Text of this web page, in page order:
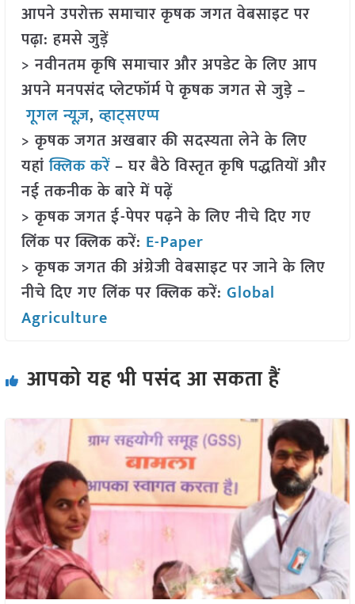
आपने उपरोक्त समाचार कृषक जगत वेबसाइट पर
पढ़ा: हमसे जुड़ें
> नवीनतम कृषि समाचार और अपडेट के लिए आप
अपने मनपसंद प्लेटफॉर्म पे कृषक जगत से जुड़े –
गूगल न्यूज़,व्हाट्सएप्प
> कृषक जगत अखबार की सदस्यता लेने के लिए
यहांक्लिक करें– घर बैठे विस्तृत कृषि पद्धतियों और
नई तकनीक के बारे में पढ़ें
> कृषक जगत ई-पेपर पढ़ने के लिए नीचे दिए गए
लिंक पर क्लिक करें: E-Paper
> कृषक जगत की अंग्रेजी वेबसाइट पर जाने के लिए
नीचे दिए गए लिंक पर क्लिक करें: Global
Agriculture
आपको यह भी पसंद आ सकता हैं